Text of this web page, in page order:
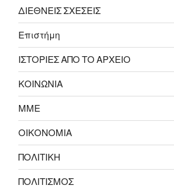
ΔΙΕΘΝΕΙΣ ΣΧΕΣΕΙΣ
Επιστήμη
ΙΣΤΟΡΙΕΣ ΑΠΟ ΤΟ ΑΡΧΕΙΟ
ΚΟΙΝΩΝΙΑ
ΜΜΕ
ΟΙΚΟΝΟΜΙΑ
ΠΟΛΙΤΙΚΗ
ΠΟΛΙΤΙΣΜΟΣ